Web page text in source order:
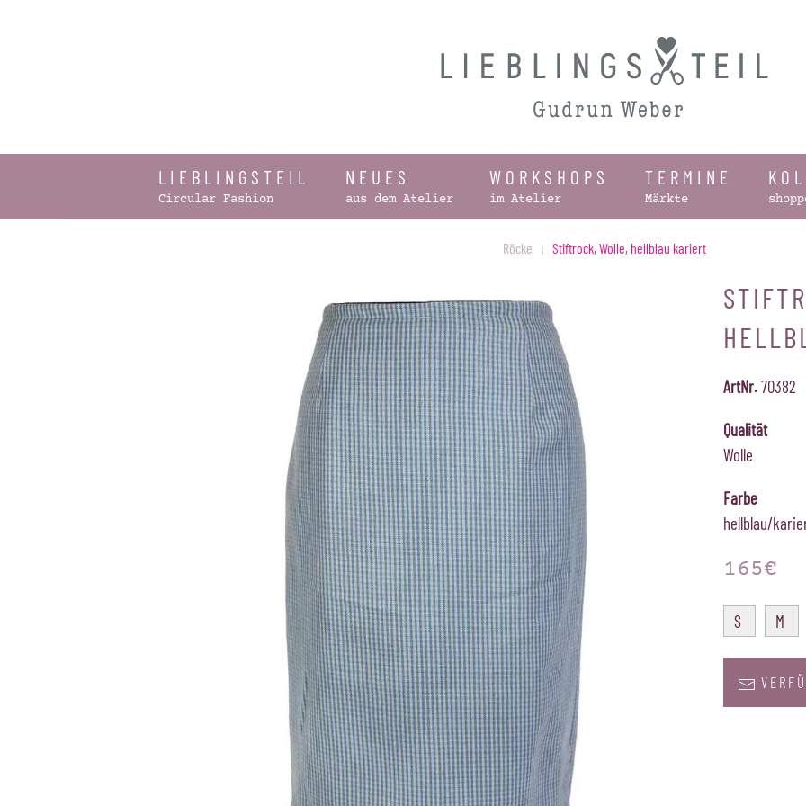
LIEBLINGSTEIL
Circular Fashion
NEUES
aus dem Atelier
WORKSHOPS
im Atelier
TERMINE
Märkte
Röcke Stiftrock, Wolle, hellblau kariert
ArtNr.70382
Qualität
Wolle
Farbe
hellblau/
165€
S M